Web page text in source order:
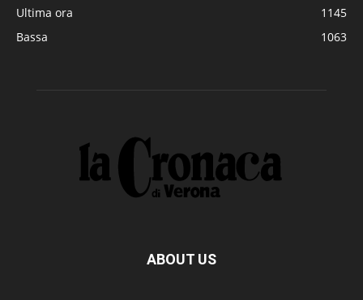
Ultima ora
1145
Bassa
1063
ABOUT US